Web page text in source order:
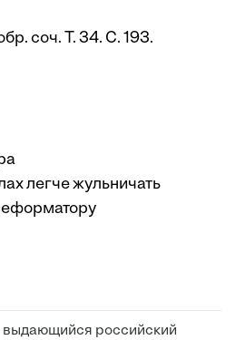
соч. Т. 34. С. 193.
легче жульничать
российский